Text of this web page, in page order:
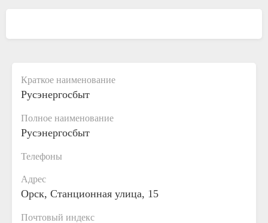
Краткое наименование
Русэнергосбыт
Полное наименование
Русэнергосбыт
Телефоны
Адрес
Орск, Станционная улица, 15
Почтовый индекс